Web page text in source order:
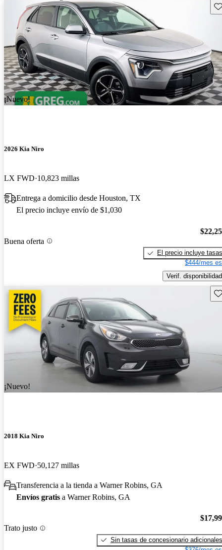
¡Nuevo!
2026 Kia Niro
LX FWD 10,823 millas
Entrega a domicilio desde Houston, TX
El precio incluye envío de $1,030
Buena oferta
El precio incluye tasas
$444/mes
Verif. disponibilidad
¡Nuevo!
2018 Kia Niro
EX FWD 50,127 millas
Transferencia a la tienda a Warner Robins, GA
Envíos gratis a Warner Robins, GA
Trato justo
Sin tasas de concesionario adicionales